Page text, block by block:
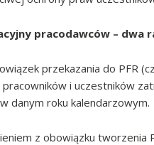
pracodawców – dwa
przekazania do PFR
i uczestników
danym roku kalendarzowym.
z obowiązku